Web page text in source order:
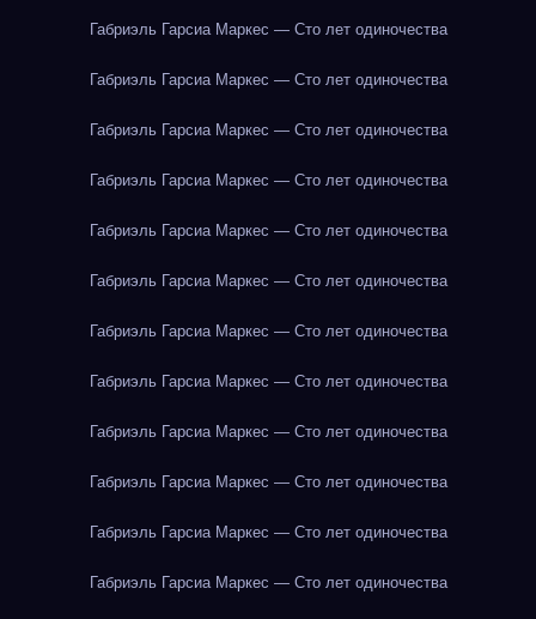
Габриэль Гарсиа Маркес — Сто лет одиночества
Габриэль Гарсиа Маркес — Сто лет одиночества
Габриэль Гарсиа Маркес — Сто лет одиночества
Габриэль Гарсиа Маркес — Сто лет одиночества
Габриэль Гарсиа Маркес — Сто лет одиночества
Габриэль Гарсиа Маркес — Сто лет одиночества
Габриэль Гарсиа Маркес — Сто лет одиночества
Габриэль Гарсиа Маркес — Сто лет одиночества
Габриэль Гарсиа Маркес — Сто лет одиночества
Габриэль Гарсиа Маркес — Сто лет одиночества
Габриэль Гарсиа Маркес — Сто лет одиночества
Габриэль Гарсиа Маркес — Сто лет одиночества